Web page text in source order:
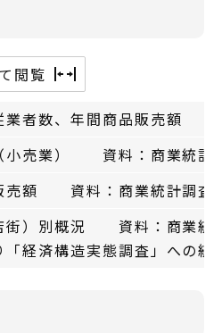
閲覧
業者数、年間商品販売額
小売業） 資料：商業統計
売額 資料：商業統計調査
街）別概況 資料：商業統
「経済構造実態調査」への